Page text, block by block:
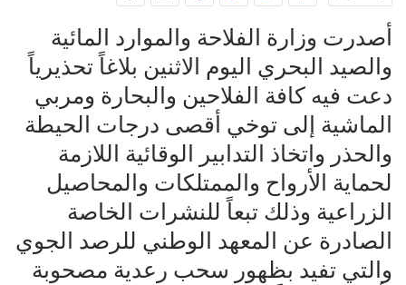
أصدرت وزارة الفلاحة والموارد المائية
والصيد البحري اليوم الاثنين بلاغاً تحذيرياً
دعت فيه كافة الفلاحين والبحارة ومربي
الماشية إلى توخي أقصى درجات الحيطة
والحذر واتخاذ التدابير الوقائية اللازمة
لحماية الأرواح والممتلكات والمحاصيل
الزراعية وذلك تبعاً للنشرات الخاصة
الصادرة عن المعهد الوطني للرصد الجوي
والتي تفيد بظهور سحب رعدية مصحوبة